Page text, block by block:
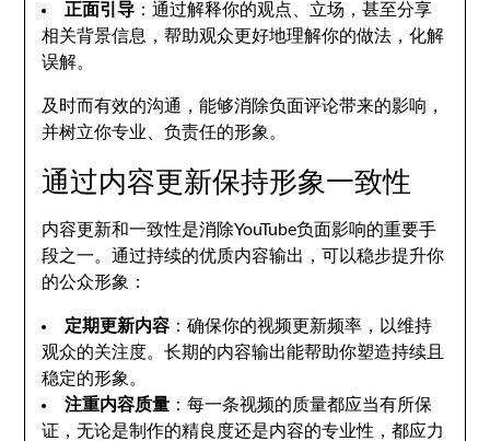
正面引导 ：通过解释你的观点、立场，甚至分享
相关背景信息，帮助观众更好地理解你的做法，化解
误解。
及时而有效的沟通，能够消除负面评论带来的影响，
并树立你专业、负责任的形象。
通过内容更新保持形象一致性
内容更新和一致性是消除YouTube负面影响的重要手
段之一。通过持续的优质内容输出，可以稳步提升你
的公众形象：
定期更新内容 ：确保你的视频更新频率，以维持
观众的关注度。长期的内容输出能帮助你塑造持续且
稳定的形象。
注重内容质量 ：每一条视频的质量都应当有所保
证，无论是制作的精良度还是内容的专业性，都应力